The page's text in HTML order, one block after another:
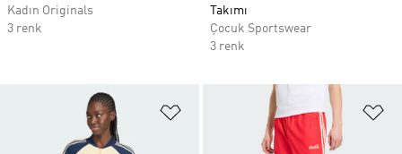
Kadın Originals
3 renk
Takımı
Çocuk Sportswear
3 renk
Favori Listesine Ekle